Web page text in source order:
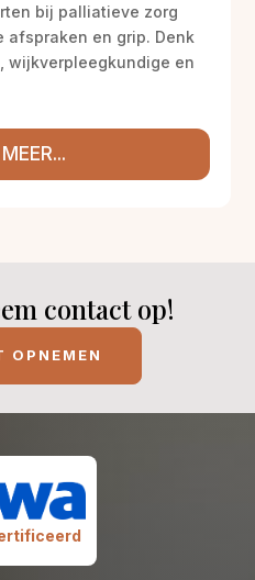
bij palliatieve zorg
afspraken en grip. Denk
wijkverpleegkundige en
contact op!
OPNEMEN